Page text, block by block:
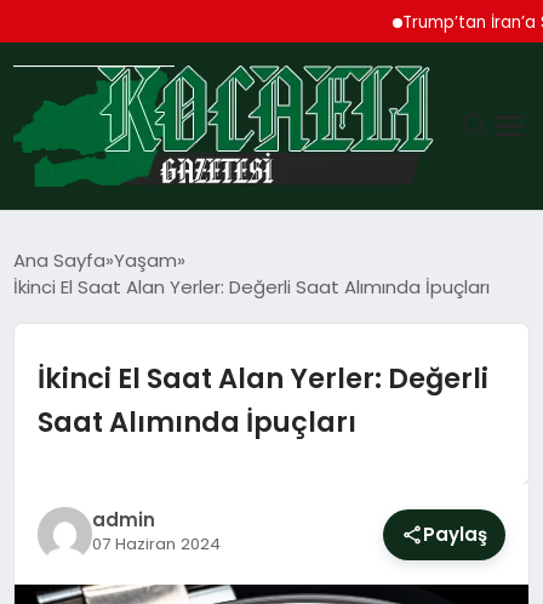
Trump’tan İran’a
EKONOMI
SPOR
SIYASET
Ana Sayfa Yaşam
İkinci El Saat Alan Yerler: Değerli Saat Alımında İpuçları
İkinci El Saat Alan Yerler: Değerli
Saat Alımında İpuçları
admin
07 Haziran 2024 Paylaş